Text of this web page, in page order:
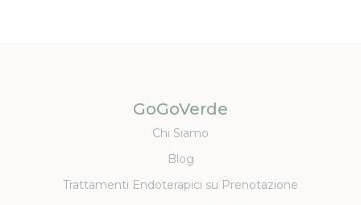
GoGoVerde
Chi Siamo
Blog
Trattamenti Endoterapici su Prenotazione